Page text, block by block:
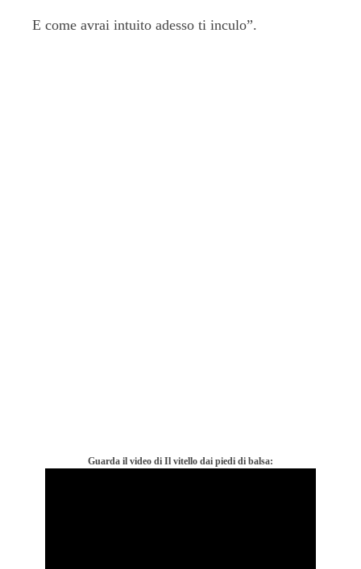
E come avrai intuito adesso ti inculo”.
Guarda il video di Il vitello dai piedi di balsa: